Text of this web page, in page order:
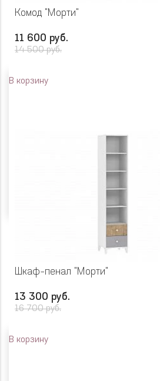
Комод "Морти"
11 600 руб.
14 500 руб.
В корзину
Шкаф-пенал "Морти"
13 300 руб.
16 700 руб.
В корзину